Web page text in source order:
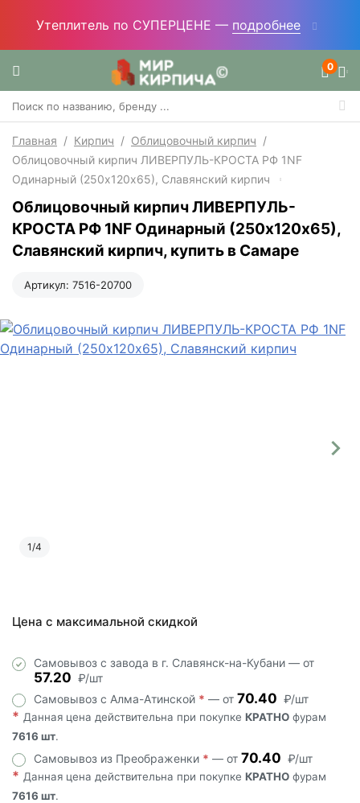
Утеплитель по СУПЕРЦЕНЕ — подробнее
0
Главная / Кирпич / Облицовочный кирпич /
Облицовочный кирпич ЛИВЕРПУЛЬ-КРОСТА РФ 1NF
Одинарный (250х120х65), Славянский кирпич
Облицовочный кирпич ЛИВЕРПУЛЬ-
КРОСТА РФ 1NF Одинарный (250х120х65),
Славянский кирпич, купить в Самаре
Артикул: 7516-20700
1/4
Цена с максимальной скидкой
Самовывоз с завода в г. Славянск-на-Кубани — от
57.20 ₽/шт
Самовывоз с Алма-Атинской * — от 70.40 ₽/шт
* Данная цена действительна при покупке КРАТНО фурам
7616 шт.
Самовывоз из Преображенки * — от 70.40 ₽/шт
* Данная цена действительна при покупке КРАТНО фурам
7616 шт.